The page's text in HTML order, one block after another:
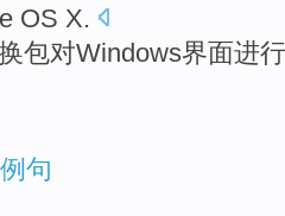
OS X.
包对Windows界面进
句